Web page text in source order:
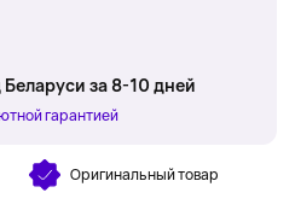
за 8-10 дней
гарантией
Оригинальный товар